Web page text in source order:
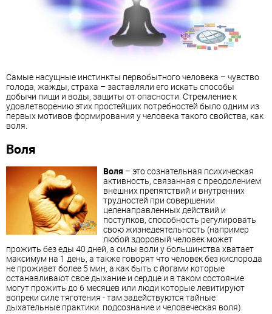
Самые насущные инстинкты первобытного человека – чувство
голода, жажды, страха – заставляли его искать способы
добычи пищи и воды, защиты от опасности. Стремление к
удовлетворению этих простейших потребностей было одним из
первых мотивов формирования у человека такого свойства, как
воля.
Воля
Воля – это сознательная психическая
активность, связанная с преодолением
внешних препятствий и внутренних
трудностей при совершении
целенаправленных действий и
поступков, способность регулировать
свою жизнедеятельность (например
любой здоровый человек может
прожить без еды 40 дней, а силы воли у большинства хватает
максимум на 1 день, а также говорят что человек без кислорода
не проживет более 5 мин, а как быть с йогами которые
останавливают свое дыхание и сердце и в таком состояние
могут прожить до 6 месяцев или люди которые левитируют
вопреки силе тяготения - там задействуются тайные
дыхательные практики. подсознание и человеческая воля).